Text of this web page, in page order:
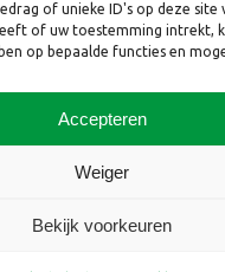
of unieke ID's op deze site
of uw toestemming intrekt,
op bepaalde functies en
Accepteren
Weiger
Bekijk voorkeuren
© 2026 Nebest B.V.